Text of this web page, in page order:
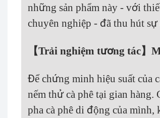
những sản phẩm này - với
chuyên nghiệp - đã thu hút sự
【Trải nghiệm tương tác】
Để chứng minh hiệu suất của
nếm thử cà phê tại gian
pha cà phê di động của